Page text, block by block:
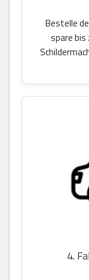
Bestelle
spare bis
4.